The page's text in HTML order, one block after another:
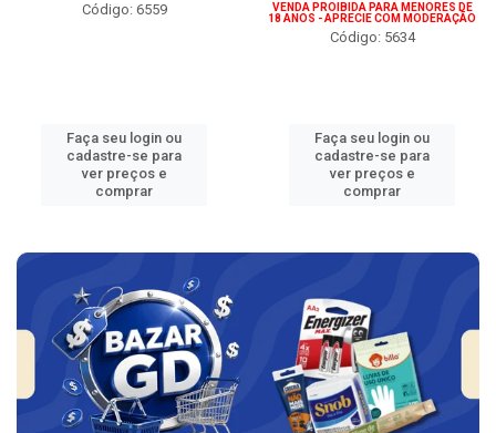
Código: 6559
Faça seu login ou
cadastre-se para
ver preços e
comprar
VENDA PROIBIDA PARA MENORES DE
18 ANOS - APRECIE COM MODERAÇÃO
Código: 5634
Faça seu login ou
cadastre-se para
ver preços e
comprar